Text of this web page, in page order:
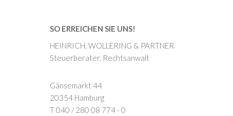
SO ERREICHEN SIE UNS!
HEINRICH, WOLLERING & PARTNER
Steuerberater, Rechtsanwalt
Gänsemarkt 44
20354 Hamburg
T 040 / 280 08 774 - 0